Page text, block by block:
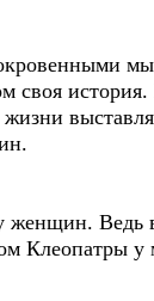
своя
Ведь
Клеопатры